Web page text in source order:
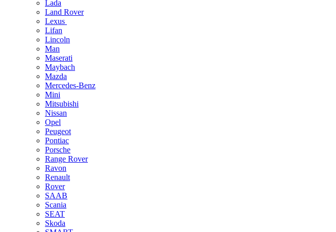
Lada
Land Rover
Lexus
Lifan
Lincoln
Man
Maserati
Maybach
Mazda
Mercedes-Benz
Mini
Mitsubishi
Nissan
Opel
Peugeot
Pontiac
Porsche
Range Rover
Ravon
Renault
Rover
SAAB
Scania
SEAT
Skoda